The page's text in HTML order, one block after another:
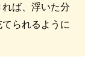
ば、浮いた分
られるように